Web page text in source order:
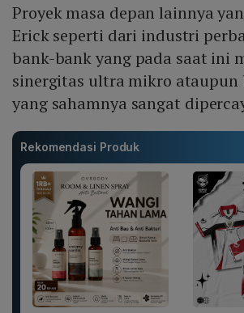
Proyek masa depan lainnya
Erick seperti dari industri
bank-bank yang pada saat ini
sinergitas ultra mikro ataupun
yang sahamnya sangat
Rekomendasi Produk